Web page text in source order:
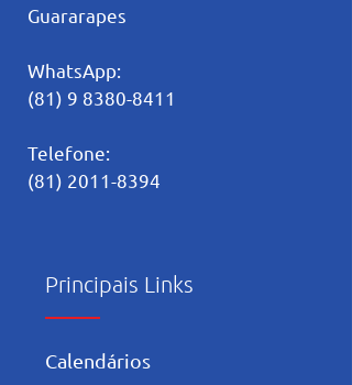
Guararapes
WhatsApp:
(81) 9 8380-8411
Telefone:
(81) 2011-8394
Principais Links
Calendários